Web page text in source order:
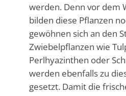
werden. Denn vor dem
bilden diese Pflanzen
gewöhnen sich an den
Zwiebelpflanzen wie
Perlhyazinthen oder
werden ebenfalls zu
gesetzt. Damit die